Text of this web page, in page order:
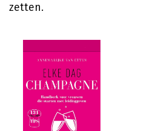
zetten.